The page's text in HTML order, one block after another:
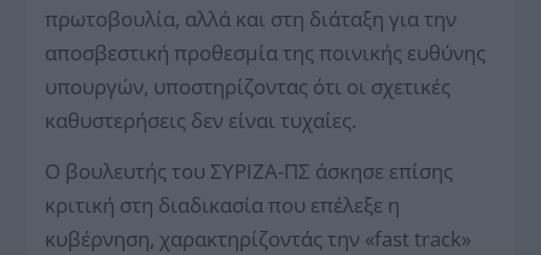
πρωτοβουλία, αλλά και στη διάταξη για την
αποσβεστική προθεσμία της ποινικής ευθύνης
υπουργών, υποστηρίζοντας ότι οι σχετικές
καθυστερήσεις δεν είναι τυχαίες.
Ο βουλευτής του ΣΥΡΙΖΑ-ΠΣ άσκησε επίσης
κριτική στη διαδικασία που επέλεξε η
κυβέρνηση, χαρακτηρίζοντάς την «fast track»